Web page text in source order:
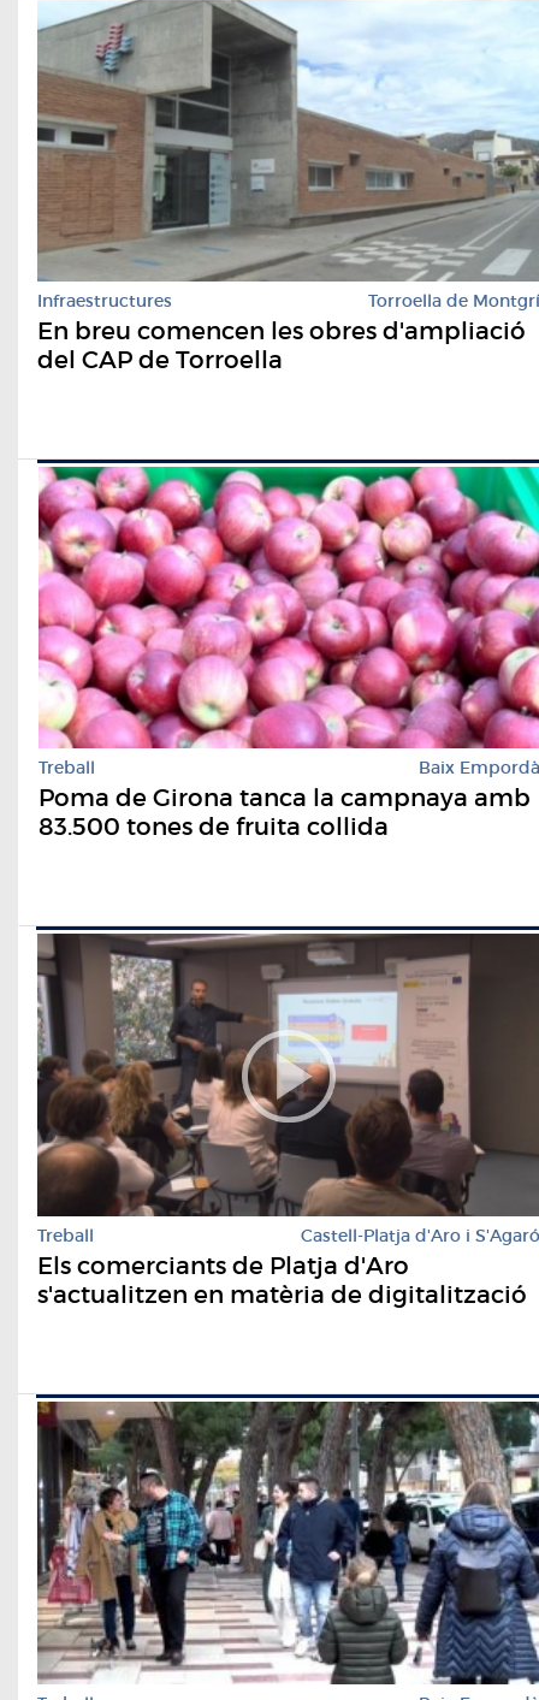
Infraestructures Torroella de Montgrí
En breu comencen les obres d'ampliació
del CAP de Torroella
Treball Baix Empordà
Poma de Girona tanca la campnaya amb
83.500 tones de fruita collida
Treball Castell-Platja d'Aro i S'Agaró
Els comerciants de Platja d'Aro
s'actualitzen en matèria de digitalització